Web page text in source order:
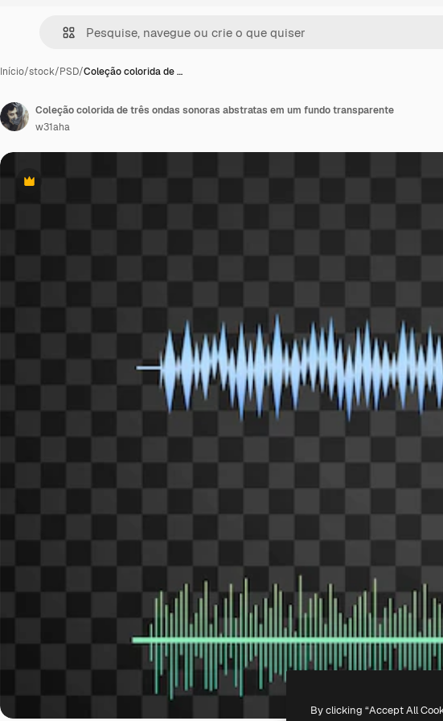
Início/stock/PSD/Coleção colorida de …
Premium
Coleção colorida de três ondas sonoras abstratas em um fundo transparente
w31aha
By clicking “Accept All